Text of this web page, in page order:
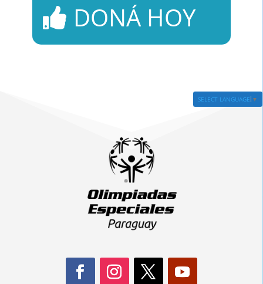
DONÁ HOY
SELECT LANGUAGE ▼